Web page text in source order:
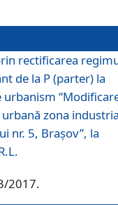
rectificarea
de la P (parter) la
urbanism
urbană zona
nr. 5, Braşov”, la
2017.